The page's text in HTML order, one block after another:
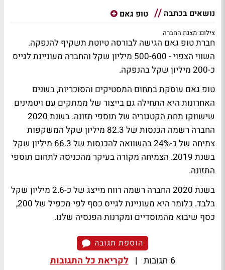
נושאים בכתבה טופ גאם
צילום: מצגת החברה
חברת טופ גאם הגישה לבורסה טיוטת תשקיף להנפקה.
השווי הצפוי - 500-600 מיליון שקל והחברה מעוניינת לגייס
כ-200 מיליון שקל בהנפקה.
טופ גאם עוסקת בתחום המסטיקים והסוכריות, בשנים
האחרונות היא התחילה גם בייצור של ממתקים עם ויטמינים
שישווקו תחת הקטגוריה של תוספי תזונה. בשנת 2020
החברה רשמה הכנסות של 82.3 מיליון שקל המשקפות
צמיחה של כ-24% בהשוואה להכנסות של 66.3 מיליון שקל
בשנת 2019. הצמיחה מקורה בעיקר מהכניסה לתחום תוספי
התזונה.
בשנת 2020 החברה רשמה רווח מייצג של כ-2.6 מיליון שקל
בלבד. כלומר היא מעוניינת לגייס כסף לפי מכפיל של 200,
כסף שיבוא מהמוסדיים ומקרנות הפנסיה שלנו.
הוספת תגובה
6 תגובות | לקריאת כל התגובות